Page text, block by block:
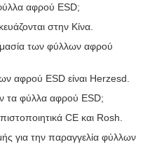
αφρού ESD;
στην Κίνα.
των φύλλων αφρού
αφρού ESD είναι Herzesd.
τα φύλλα αφρού ESD;
CE και Rosh.
για την παραγγελία φύλλων